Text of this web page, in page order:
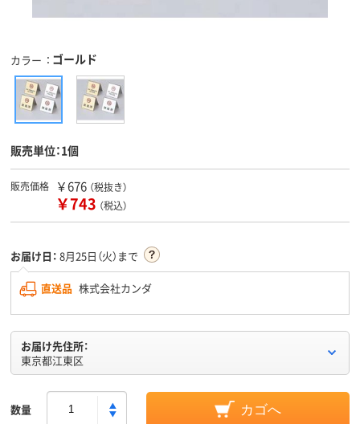
カラー ゴールド
販売単位：1個
販売価格 ￥676 （税抜き）
￥743 （税込）
お届け日： 8月25日（火）まで
直送品 株式会社カンダ
お届け先住所：
東京都江東区
数量 カゴへ